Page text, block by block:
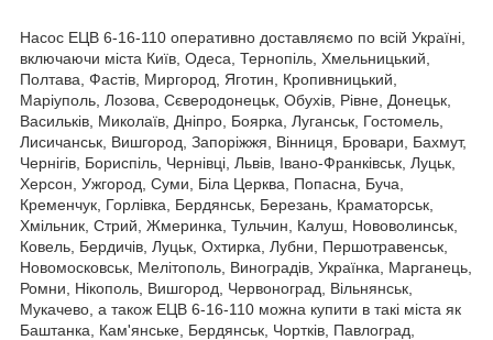
Насос ЕЦВ 6-16-110 оперативно доставляємо по всій Україні,
включаючи міста Київ, Одеса, Тернопіль, Хмельницький,
Полтава, Фастів, Миргород, Яготин, Кропивницький,
Маріуполь, Лозова, Сєверодонецьк, Обухів, Рівне, Донецьк,
Васильків, Миколаїв, Дніпро, Боярка, Луганськ, Гостомель,
Лисичанськ, Вишгород, Запоріжжя, Вінниця, Бровари, Бахмут,
Чернігів, Бориспіль, Чернівці, Львів, Івано-Франківськ, Луцьк,
Херсон, Ужгород, Суми, Біла Церква, Попасна, Буча,
Кременчук, Горлівка, Бердянськ, Березань, Краматорськ,
Хмільник, Стрий, Жмеринка, Тульчин, Калуш, Нововолинськ,
Ковель, Бердичів, Луцьк, Охтирка, Лубни, Першотравенськ,
Новомосковськ, Мелітополь, Виноградів, Українка, Марганець,
Ромни, Нікополь, Вишгород, Червоноград, Вільнянськ,
Мукачево, а також ЕЦВ 6-16-110 можна купити в такі міста як
Баштанка, Кам'янське, Бердянськ, Чортків, Павлоград,